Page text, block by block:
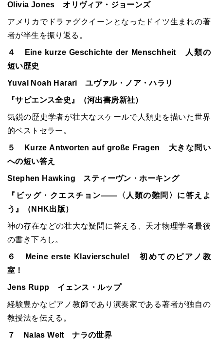
Olivia Jones オリヴィア・ジョーンズ
アメリカでドラァグクイーンとなったドイツ生まれの著
者が半生を振り返る。
４ Eine kurze Geschichte der Menschheit 人類の
短い歴史
Yuval Noah Harari ユヴァル・ノア・ハラリ
『サピエンス全史』（河出書房新社）
気鋭の歴史学者が壮大なスケールで人類史を描いた世界
的ベストセラー。
５ Kurze Antworten auf große Fragen 大きな問い
への短い答え
Stephen Hawking スティーヴン・ホーキング
『ビッグ・クエスチョン――〈人類の難問〉に答えよ
う』（NHK出版）
神の存在などの壮大な疑問に答える、天才物理学者最後
の書き下ろし。
６ Meine erste Klavierschule! 初めてのピアノ教
室！
Jens Rupp イェンス・ルップ
経験豊かなピアノ教師であり演奏家である著者が独自の
教授法を伝える。
７ Nalas Welt ナラの世界